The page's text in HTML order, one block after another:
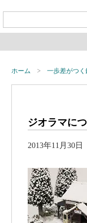
鉄道車両・オプション
ホーム 一歩差がつ
ジオラマに
2013年11月30日